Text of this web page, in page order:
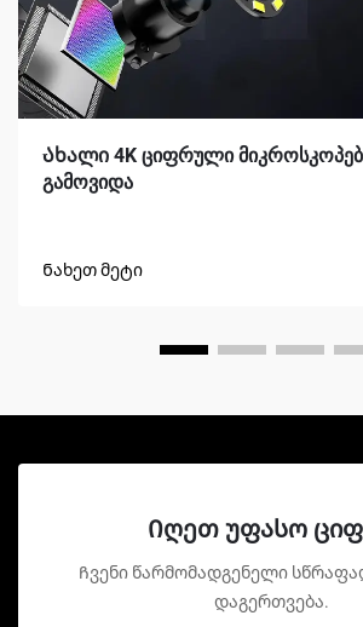
Ახალი 4K ციფრული
გამოვიდა
Ნახეთ მეტი
Იღეთ უფასო
Ჩვენი წარმომადგენელი
დაგერთვება.